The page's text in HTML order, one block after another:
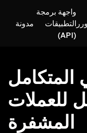
واجهة برمجة
التطبيقات
(API)
مدونة
المتكامل
للعملات
المشفرة